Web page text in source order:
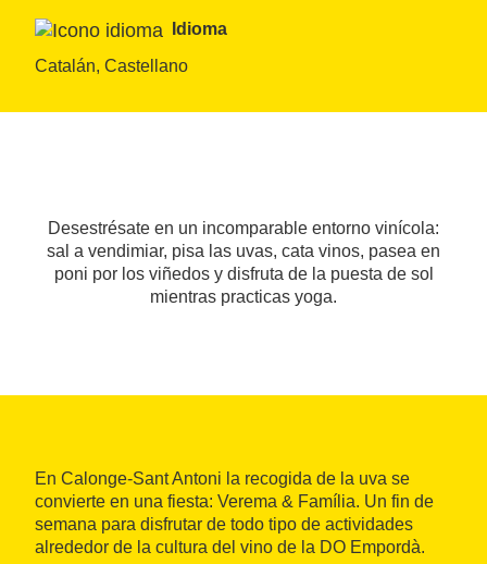
Idioma
Catalán, Castellano
Desestrésate en un incomparable entorno vinícola:
sal a vendimiar, pisa las uvas, cata vinos, pasea en
poni por los viñedos y disfruta de la puesta de sol
mientras practicas yoga.
En Calonge-Sant Antoni la recogida de la uva se
convierte en una fiesta: Verema & Família. Un fin de
semana para disfrutar de todo tipo de actividades
alrededor de la cultura del vino de la DO Empordà.